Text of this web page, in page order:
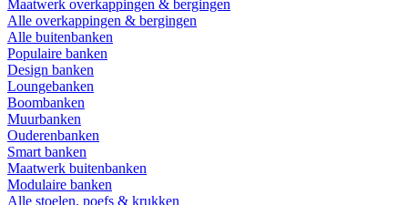
Maatwerk overkappingen & bergingen
Alle overkappingen & bergingen
Alle buitenbanken
Populaire banken
Design banken
Loungebanken
Boombanken
Muurbanken
Ouderenbanken
Smart banken
Maatwerk buitenbanken
Modulaire banken
Alle stoelen, poefs & krukken